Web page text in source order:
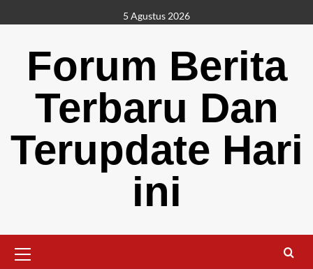
to
5 Agustus 2026
Forum Berita
Terbaru Dan
Terupdate Hari
ini
Menu